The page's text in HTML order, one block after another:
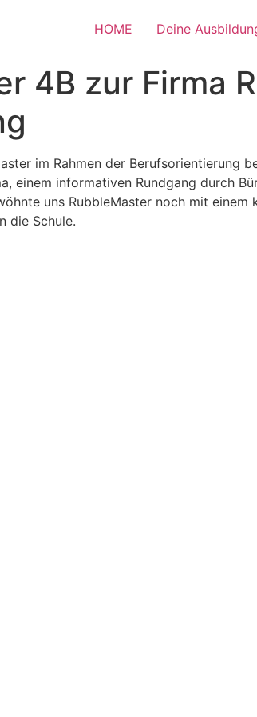
HOME Deine
4B zur Firma
im Rahmen der Berufsorientierung
einem informativen Rundgang durch
uns RubbleMaster noch mit
die Schule.